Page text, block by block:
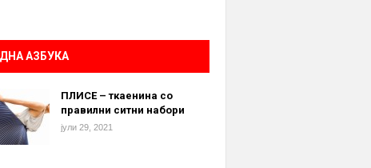
АЗБУКА
ПЛИСЕ – ткаенина со
правилни ситни набори
јули 29, 2021